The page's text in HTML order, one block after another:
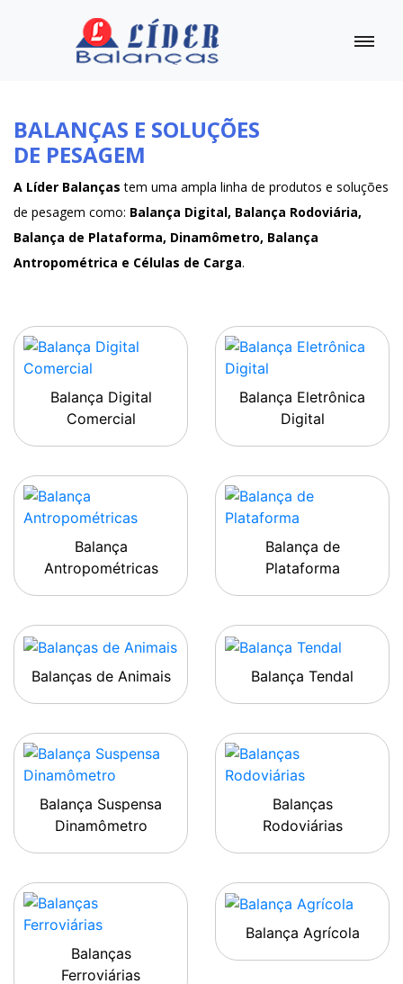
BALANÇAS E SOLUÇÕES
DE PESAGEM
A Líder Balanças tem uma ampla linha de produtos e soluções
de pesagem como: Balança Digital, Balança Rodoviária,
Balança de Plataforma, Dinamômetro, Balança
Antropométrica e Células de Carga.
Balança Digital
Comercial
Balança Eletrônica
Digital
Balança
Antropométricas
Balança de
Plataforma
Balanças de Animais Balança Tendal
Balança Suspensa
Dinamômetro
Balanças
Rodoviárias
Balanças
Ferroviárias
Balança Agrícola